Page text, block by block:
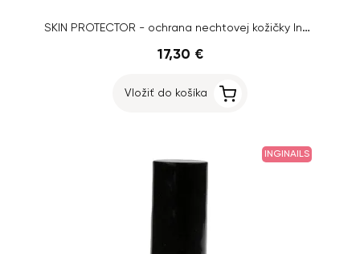
SKIN PROTECTOR - ochrana nechtovej kožičky Inginails, 3x15ml
17,30 €
Vložiť do košíka
INGINAILS